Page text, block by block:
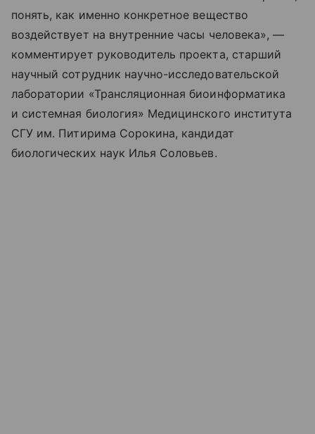
понять, как именно конкретное вещество
воздействует на внутренние часы человека», —
комментирует руководитель проекта, старший
научный сотрудник научно-исследовательской
лаборатории «Трансляционная биоинформатика
и системная биология» Медицинского института
СГУ им. Питирима Сорокина, кандидат
биологических наук Илья Соловьев.